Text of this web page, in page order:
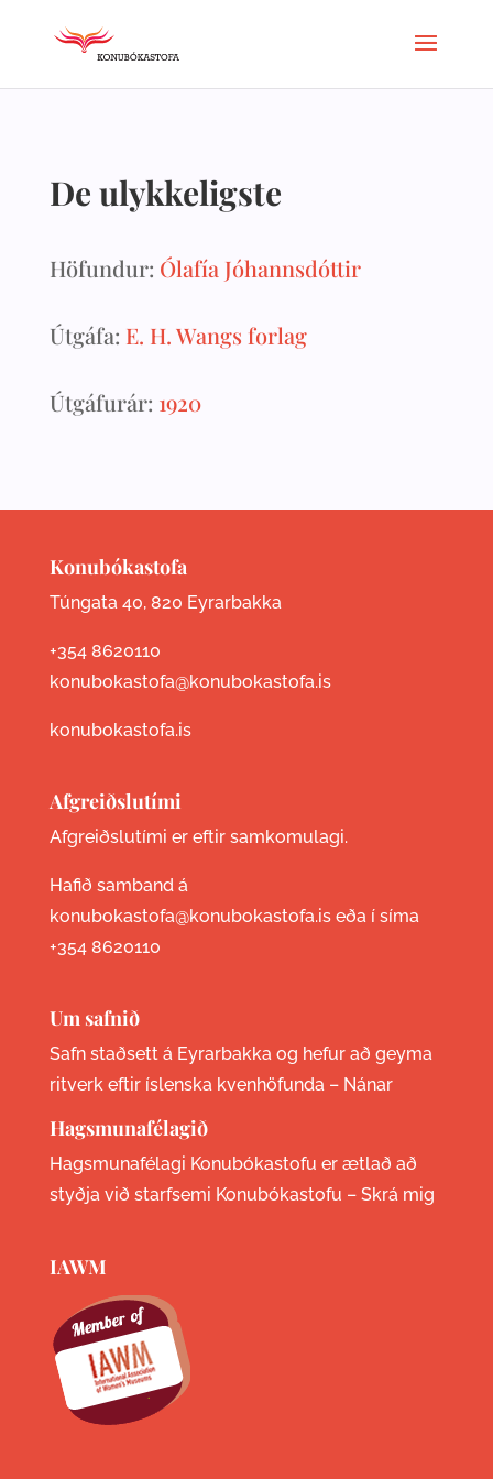
De ulykkeligste
Höfundur: Ólafía Jóhannsdóttir
Útgáfa: E. H. Wangs forlag
Útgáfurár: 1920
Konubókastofa
Túngata 40, 820 Eyrarbakka
+354 8620110
konubokastofa@konubokastofa.is
konubokastofa.is
Afgreiðslutími
Afgreiðslutími er eftir samkomulagi.
Hafið samband á
konubokastofa@konubokastofa.is eða í síma
+354 8620110
Um safnið
Safn staðsett á Eyrarbakka og hefur að geyma
ritverk eftir íslenska kvenhöfunda – Nánar
Hagsmunafélagið
Hagsmunafélagi Konubókastofu er ætlað að
styðja við starfsemi Konubókastofu – Skrá mig
IAWM